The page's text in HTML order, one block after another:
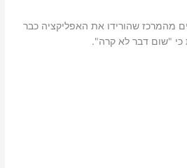
של 4 חברים מהמרכז שהורידו את האפליקציה כבר